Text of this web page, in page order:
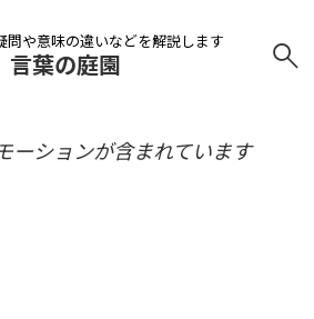
問や意味の違いなどを解説します
言葉の庭園
ーションが含まれています